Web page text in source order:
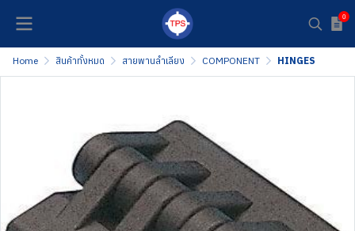
0
Home สินค้าทั้งหมด สายพานลำเลียง COMPONENT HINGES